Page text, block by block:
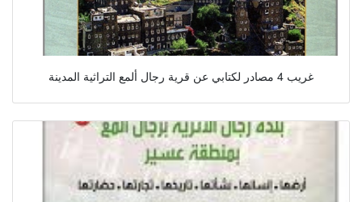
غريب 4 مصادر لكتابي عن قرية رجال ألمع التراثية المدينة